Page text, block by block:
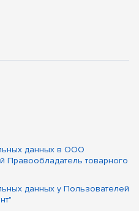
данных в ООО
Правообладатель товарного
данных у Пользователей